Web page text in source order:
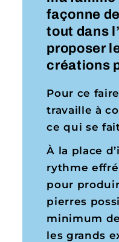
façonne
tout dans
proposer
créations
Pour ce
travaille à
ce qui se
À la place
rythme
pour
pierres
minimum
les grands